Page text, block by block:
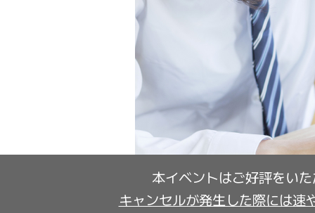
本イベントはご好評をい
キャンセルが発生した際には速